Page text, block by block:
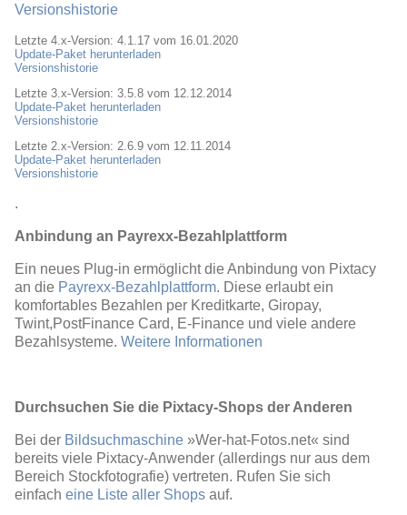
Versionshistorie
Letzte 4.x-Version: 4.1.17 vom 16.01.2020
Update-Paket herunterladen
Versionshistorie
Letzte 3.x-Version: 3.5.8 vom 12.12.2014
Update-Paket herunterladen
Versionshistorie
Letzte 2.x-Version: 2.6.9 vom 12.11.2014
Update-Paket herunterladen
Versionshistorie
.
Anbindung an Payrexx-Bezahlplattform
Ein neues Plug-in ermöglicht die Anbindung von Pixtacy
an die Payrexx-Bezahlplattform. Diese erlaubt ein
komfortables Bezahlen per Kreditkarte, Giropay,
Twint,PostFinance Card, E-Finance und viele andere
Bezahlsysteme. Weitere Informationen
Durchsuchen Sie die Pixtacy-Shops der Anderen
Bei der Bildsuchmaschine »Wer-hat-Fotos.net« sind
bereits viele Pixtacy-Anwender (allerdings nur aus dem
Bereich Stockfotografie) vertreten. Rufen Sie sich
einfach eine Liste aller Shops auf.